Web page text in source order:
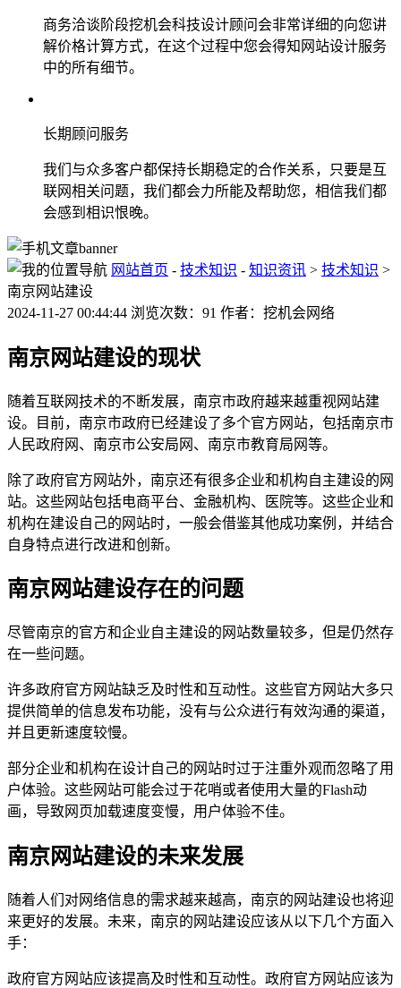
商务洽谈阶段挖机会科技设计顾问会非常详细的向您讲
解价格计算方式，在这个过程中您会得知网站设计服务
中的所有细节。
长期顾问服务
我们与众多客户都保持长期稳定的合作关系，只要是互
联网相关问题，我们都会力所能及帮助您，相信我们都
会感到相识恨晚。
网站首页 - 技术知识 - 知识资讯 > 技术知识 >
南京网站建设
2024-11-27 00:44:44 浏览次数：91 作者：挖机会网络
南京网站建设的现状
随着互联网技术的不断发展，南京市政府越来越重视网站建
设。目前，南京市政府已经建设了多个官方网站，包括南京市
人民政府网、南京市公安局网、南京市教育局网等。
除了政府官方网站外，南京还有很多企业和机构自主建设的网
站。这些网站包括电商平台、金融机构、医院等。这些企业和
机构在建设自己的网站时，一般会借鉴其他成功案例，并结合
自身特点进行改进和创新。
南京网站建设存在的问题
尽管南京的官方和企业自主建设的网站数量较多，但是仍然存
在一些问题。
许多政府官方网站缺乏及时性和互动性。这些官方网站大多只
提供简单的信息发布功能，没有与公众进行有效沟通的渠道，
并且更新速度较慢。
部分企业和机构在设计自己的网站时过于注重外观而忽略了用
户体验。这些网站可能会过于花哨或者使用大量的Flash动
画，导致网页加载速度变慢，用户体验不佳。
南京网站建设的未来发展
随着人们对网络信息的需求越来越高，南京的网站建设也将迎
来更好的发展。未来，南京的网站建设应该从以下几个方面入
手：
政府官方网站应该提高及时性和互动性。政府官方网站应该为